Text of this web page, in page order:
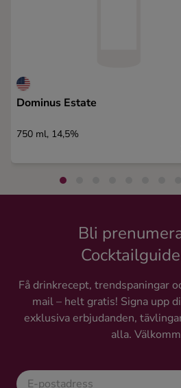
Dominus Estate
750 ml, 14,5%
Bli
Få drinkrecept, trendspaningar
mail – helt gratis! Signa upp
exklusiva erbjudanden,
alla.